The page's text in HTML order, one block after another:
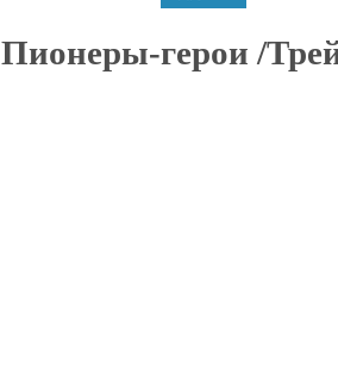
Пионеры-герои /